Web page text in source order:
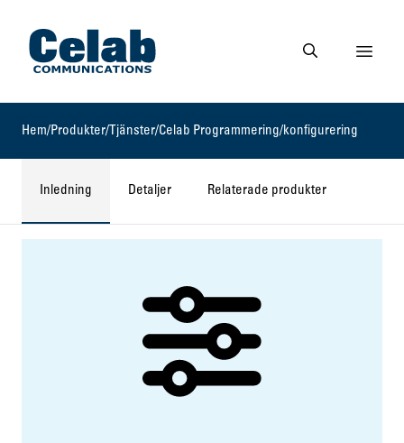
Gå till startsidan
Gå till söksidan
Visa
Hem/Produkter/ Tjänster/Celab Programmering/konfigurering
Inledning Detaljer Relaterade produkter